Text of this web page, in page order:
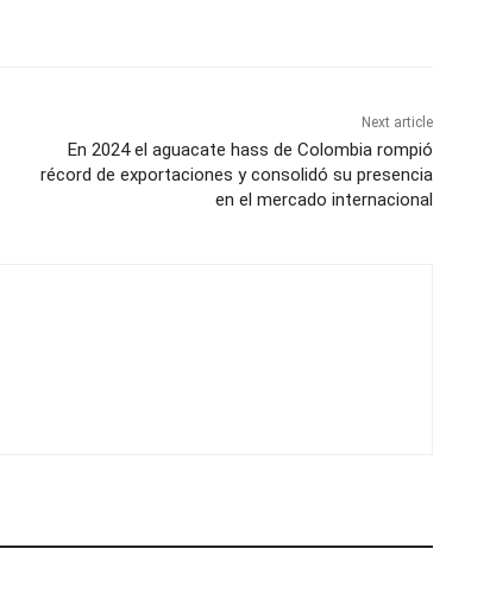
Next article
En 2024 el aguacate hass de Colombia rompió
récord de exportaciones y consolidó su presencia
en el mercado internacional